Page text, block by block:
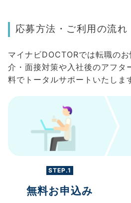
応募方法・ご利用の流れ
マイナビDOCTORでは転職の
介・面接対策や入社後のアフタ
料でトータルサポートいたしま
STEP.1
無料お申込み